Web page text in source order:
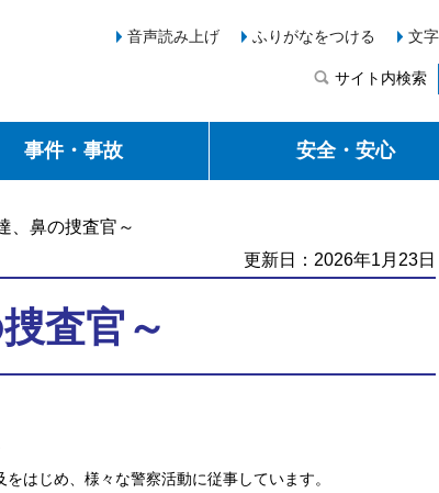
音声読み上げ
ふりがなをつける 文
サイト内検索
事件・事故 安全・安心
、鼻の捜査官～
更新日：2026年1月23日
査官～
はじめ、様々な警察活動に従事しています。